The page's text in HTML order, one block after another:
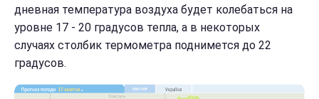
дневная температура воздуха будет колебаться на
уровне 17 - 20 градусов тепла, а в некоторых
случаях столбик термометра поднимется до 22
градусов.